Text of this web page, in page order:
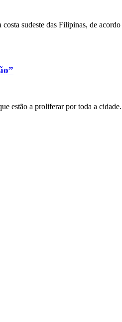
sudeste das Filipinas, de
estão a proliferar por toda a